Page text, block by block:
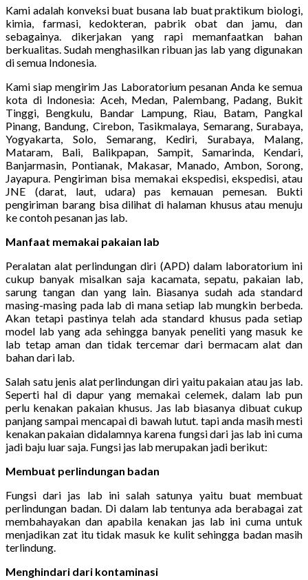
Kami adalah konveksi buat busana lab buat praktikum biologi,
kimia, farmasi, kedokteran, pabrik obat dan jamu, dan
sebagainya. dikerjakan yang rapi memanfaatkan bahan
berkualitas. Sudah menghasilkan ribuan jas lab yang digunakan
di semua Indonesia.
Kami siap mengirim Jas Laboratorium pesanan Anda ke semua
kota di Indonesia: Aceh, Medan, Palembang, Padang, Bukit
Tinggi, Bengkulu, Bandar Lampung, Riau, Batam, Pangkal
Pinang, Bandung, Cirebon, Tasikmalaya, Semarang, Surabaya,
Yogyakarta, Solo, Semarang, Kediri, Surabaya, Malang,
Mataram, Bali, Balikpapan, Sampit, Samarinda, Kendari,
Banjarmasin, Pontianak, Makasar, Manado, Ambon, Sorong,
Jayapura. Pengiriman bisa memakai ekspedisi, ekspedisi, atau
JNE (darat, laut, udara) pas kemauan pemesan. Bukti
pengiriman barang bisa dilihat di halaman khusus atau menuju
ke contoh pesanan jas lab.
Manfaat memakai pakaian lab
Peralatan alat perlindungan diri (APD) dalam laboratorium ini
cukup banyak misalkan saja kacamata, sepatu, pakaian lab,
sarung tangan dan yang lain. Biasanya sudah ada standard
masing-masing pada lab di mana setiap lab mungkin berbeda.
Akan tetapi pastinya telah ada standard khusus pada setiap
model lab yang ada sehingga banyak peneliti yang masuk ke
lab tetap aman dan tidak tercemar dari bermacam alat dan
bahan dari lab.
Salah satu jenis alat perlindungan diri yaitu pakaian atau jas lab.
Seperti hal di dapur yang memakai celemek, dalam lab pun
perlu kenakan pakaian khusus. Jas lab biasanya dibuat cukup
panjang sampai mencapai di bawah lutut. tapi anda masih mesti
kenakan pakaian didalamnya karena fungsi dari jas lab ini cuma
jadi baju luar saja. Fungsi jas lab merupakan jadi berikut:
Membuat perlindungan badan
Fungsi dari jas lab ini salah satunya yaitu buat membuat
perlindungan badan. Di dalam lab tentunya ada berabagai zat
membahayakan dan apabila kenakan jas lab ini cuma untuk
menjadikan zat itu tidak masuk ke kulit sehingga badan masih
terlindung.
Menghindari dari kontaminasi